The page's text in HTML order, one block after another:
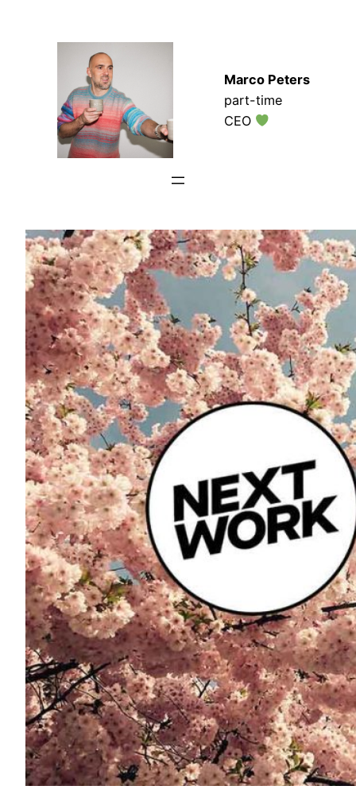
Marco Peters
part-time
CEO